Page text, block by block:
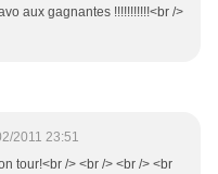
aux gagnantes !!!!!!!!!!!<br />
2011 23:51
tour!<br /> <br /> <br /> <br